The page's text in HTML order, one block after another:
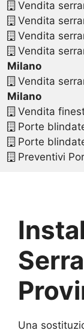
Vendita
Vendita
Vendita
Vendita
Milano
Vendita
Milano
Vendita
Porte
Porte
Preventivi
Una